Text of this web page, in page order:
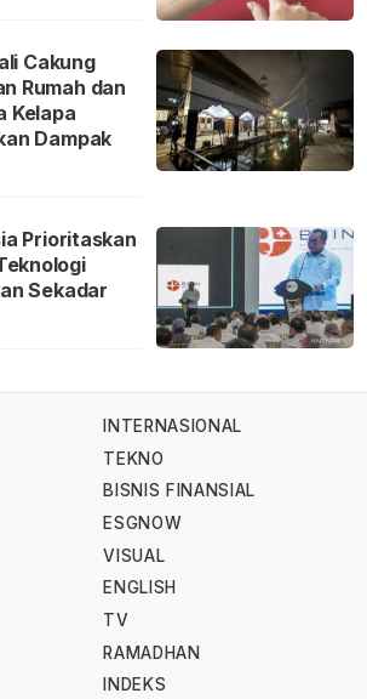
Cakung
Rumah dan
Kelapa
Dampak
Prioritaskan
Sekadar
INTERNASIONAL
TEKNO
BISNIS FINANSIAL
ESGNOW
VISUAL
ENGLISH
TV
RAMADHAN
INDEKS